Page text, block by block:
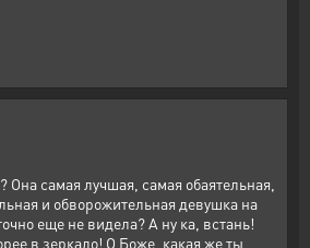
Она самая лучшая, самая обаятельная,
и обворожительная девушка на
еще не видела? А ну ка, встань!
в зеркало! О Боже, какая же ты